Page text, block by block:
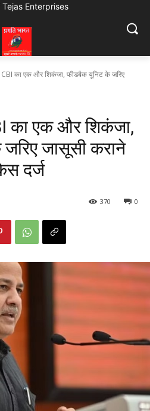
Enterprises
CBI का एक और शिकंजा, फीडबैक यूनिट के जरिए
का एक और शिकंजा,
जासूसी कराने
दर्ज
0
370